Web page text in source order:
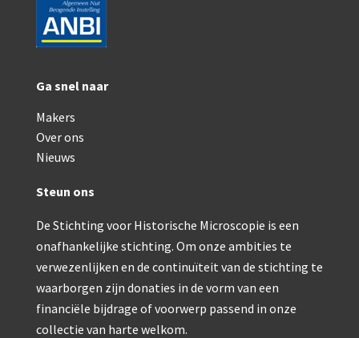
Ga snel naar
Makers
Over ons
Nieuws
Steun ons
De Stichting voor Historische Microscopie is een
onafhankelijke stichting. Om onze ambities te
verwezenlijken en de continuïteit van de stichting te
waarborgen zijn donaties in de vorm van een
financiële bijdrage of voorwerp passend in onze
collectie van harte welkom.